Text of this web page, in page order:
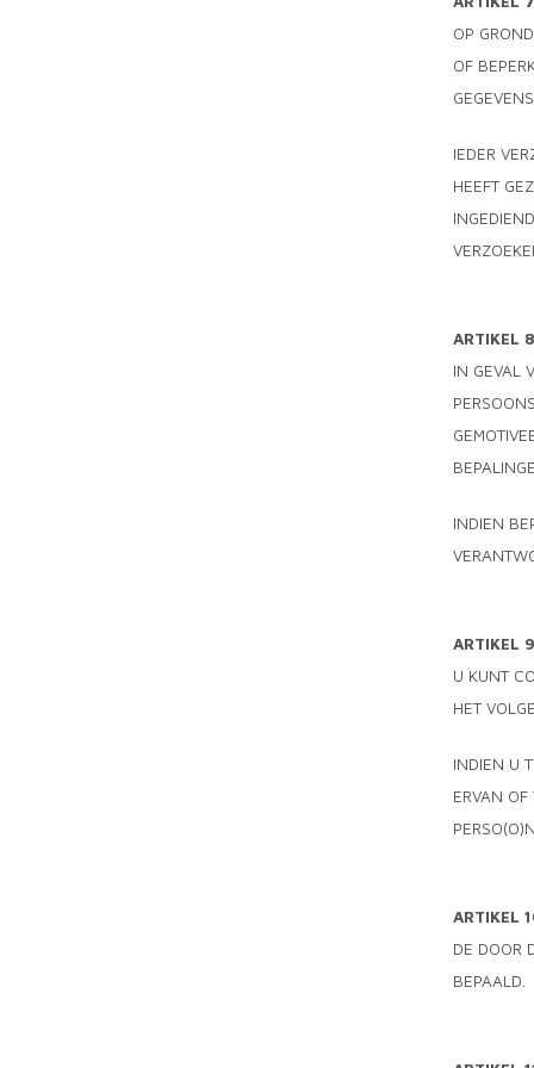
OP
OF
IEDER
HEEFT
ARTIKEL
IN GEVAL
INDIEN
ARTIKEL
U KUNT
HET
INDIEN U
ERVAN
ARTIKEL
DE DOOR
BEPAALD.